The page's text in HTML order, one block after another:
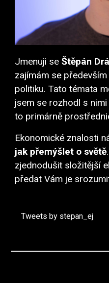
Jmenuji seŠtěpán
zajímám se
politiku. Tato témata
jsem se rozhodl s
to primárně
Ekonomické znalosti
jak přemýšlet o světě
zjednodušit složitější
předat Vám je
Tweets by stepan_ej